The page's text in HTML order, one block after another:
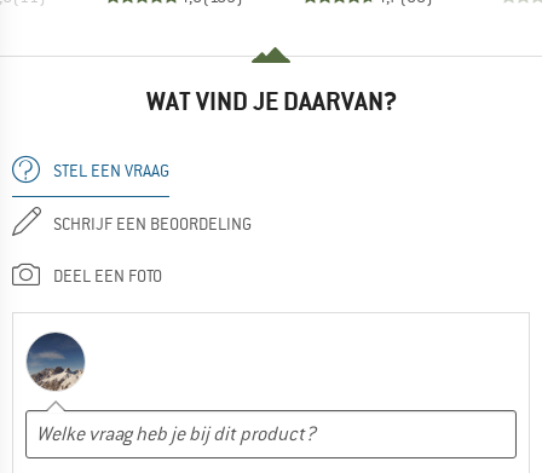
WAT VIND JE DAARVAN?
STEL EEN VRAAG
SCHRIJF EEN BEOORDELING
DEEL EEN FOTO